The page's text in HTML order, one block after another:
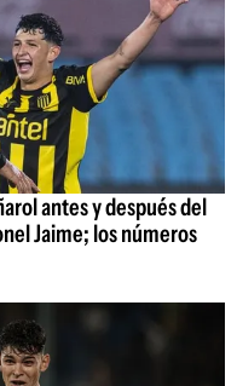
antes y después del
Jaime; los números